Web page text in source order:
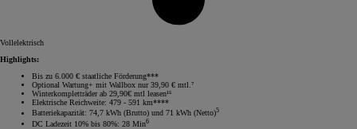
Vollelektrisch
Highlights:
Bis zu 6.000 € staatliche Förderung***
Optional Wartung+ mit Wallbox nur 39,90 € mtl.⁷
Winterkompletträder ab 29,90€ mtl leasen¹⁵
Elektrische Reichweite: 479 - 591 km****
Batteriekapazität: 74,7 kWh (Brutto) und 71 kWh (Netto)5
DC Ladezeit 10% bis 80%: 28 Min6